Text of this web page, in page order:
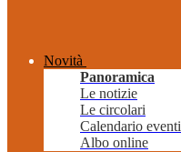
Novità
Panoramica
Le notizie
Le circolari
Calendario eventi
Albo online